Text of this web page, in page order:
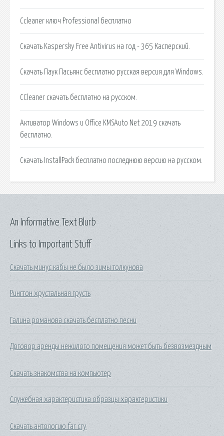
Ccleaner ключ Professional бесплатно
Скачать Kaspersky Free Antivirus на год - 365 Касперский.
Скачать Паук Пасьянс бесплатно русская версия для Windows.
CCleaner скачать бесплатно на русском.
Активатор Windows и Office KMSAuto Net 2019 скачать
бесплатно.
Скачать InstallPack бесплатно последнюю версию на русском.
Links to Important Stuff
Скачать минус кабы не было зимы толкунова
Рингтон хрустальная грусть
Галина романова скачать бесплатно песни
Договор аренды нежилого помещения может быть безвозмездным
Скачать знакомства на компьютер
Служебная характеристика образцы характеристики
Скачать антологию far cry
An Informative Text Blurb